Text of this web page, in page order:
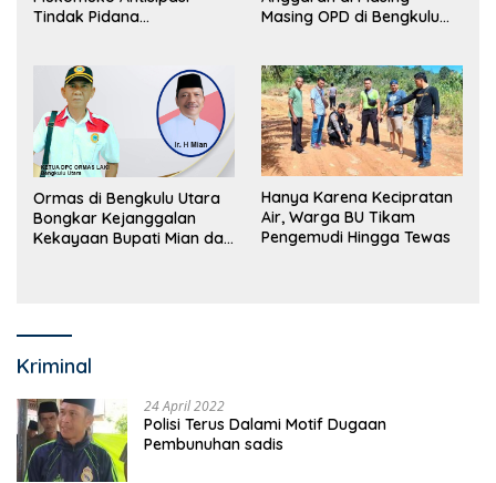
Tindak Pidana
Masing OPD di Bengkulu
Ormas di Bengkulu Utara
Bongkar Kejanggalan
Kekayaan Bupati Mian dan
Hanya Karena Kecipratan
Air, Warga BU Tikam
Pengemudi Hingga Tewas
Kriminal
24 April 2022
Polisi Terus Dalami Motif Dugaan
Pembunuhan sadis